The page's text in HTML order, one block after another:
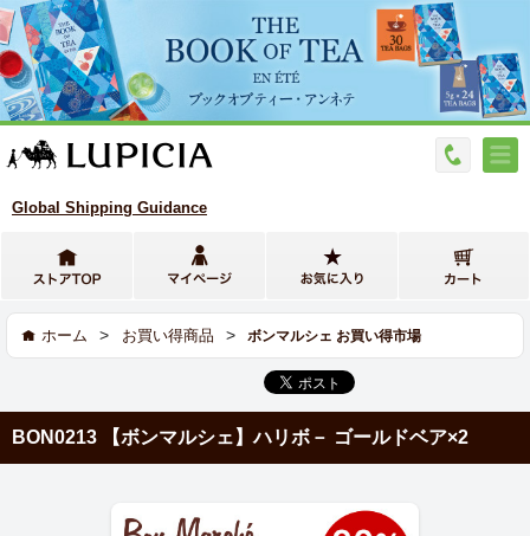
Global Shipping Guidance
ホーム > お買い得商品 > ボンマルシェ お買い得市場
BON0213 【ボンマルシェ】ハリボ－ ゴールドベア×2